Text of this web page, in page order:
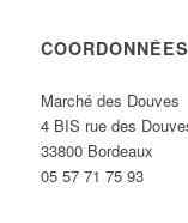
COORDONNÉES
Marché des Douves
4 BIS rue des
33800 Bordeaux
05 57 71 75 93